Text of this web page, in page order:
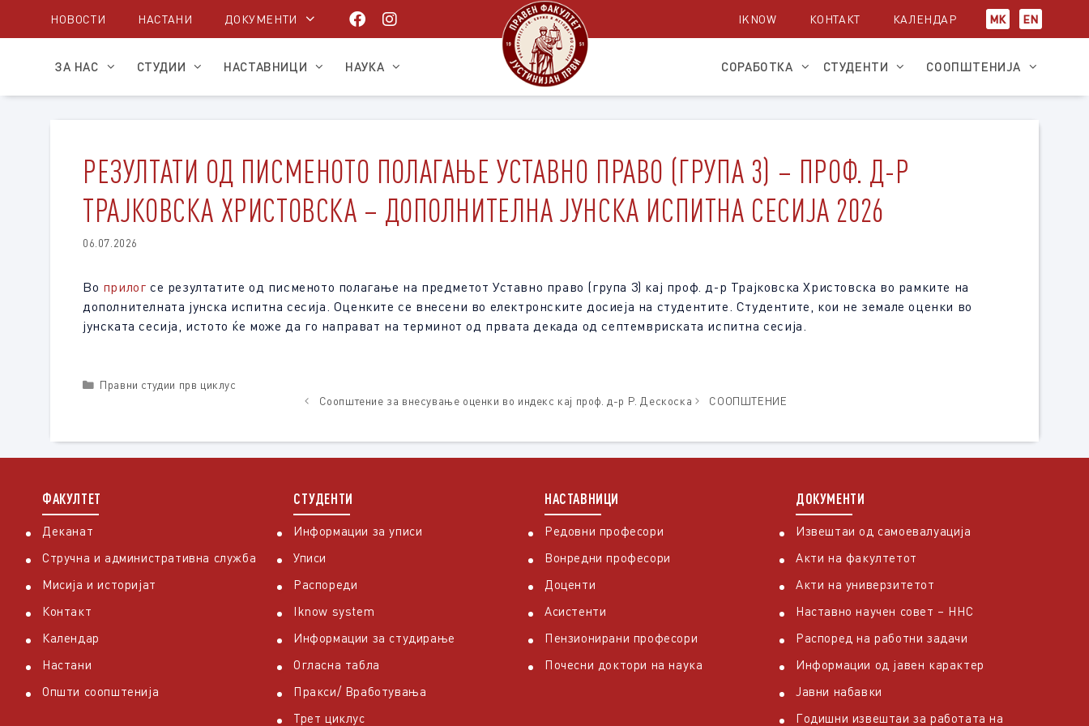
НОВОСТИ НАСТАНИ ДОКУМЕНТИ IKNOW КОНТАКТ КАЛЕНДАР МК EN
ЗА НАС СТУДИИ НАСТАВНИЦИ НАУКА СОРАБОТКА СТУДЕНТИ СООПШТЕНИЈА
РЕЗУЛТАТИ ОД ПИСМЕНОТО ПОЛАГАЊЕ УСТАВНО ПРАВO (ГРУПА 3) – ПРОФ. Д-Р
ТРАЈКОВСКА ХРИСТОВСКА – ДОПОЛНИТЕЛНА ЈУНСКА ИСПИТНА СЕСИЈА 2026
06.07.2026
Во прилог се резултатите од писменото полагање на предметот Уставно право (група 3) кај проф. д-р Трајковска Христовска во рамките на
дополнителната јунска испитна сесија. Оценките се внесени во електронските досиеја на студентите. Студентите, кои не земале оценки во
јунската сесија, истото ќе може да го направат на терминот од првата декада од септемвриската испитна сесија.
Categories
Правни студии прв циклус
Соопштение за внесување оценки во индекс кај проф. д-р Р. Дескоска
СООПШТЕНИЕ
ФАКУЛТЕТ
Деканат
Стручна и административна служба
Мисија и историјат
Контакт
Календар
Настани
Општи соопштенија
СТУДЕНТИ
Информации за уписи
Уписи
Распореди
Iknow system
Информации за студирање
Огласна табла
Пракси/ Вработувања
Трет циклус
НАСТАВНИЦИ
Редовни професори
Вонредни професори
Доценти
Асистенти
Пензионирани професори
Почесни доктори на наука
ДОКУМЕНТИ
Извештаи од самоевалуација
Акти на факултетот
Акти на универзитетот
Наставно научен совет – ННС
Распоред на работни задачи
Информации од јавен карактер
Јавни набавки
Годишни извештаи за работата на